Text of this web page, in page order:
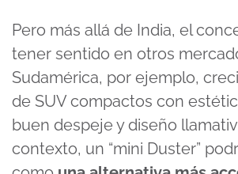
Pero más allá de India, el
tener sentido en otros
Sudamérica, por ejemplo,
de SUV compactos con
buen despeje y diseño
contexto, un “mini Duster”